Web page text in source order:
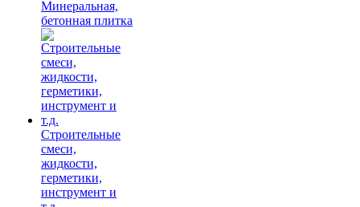
Минеральная,
бетонная плитка
Строительные
смеси,
жидкости,
герметики,
инструмент и